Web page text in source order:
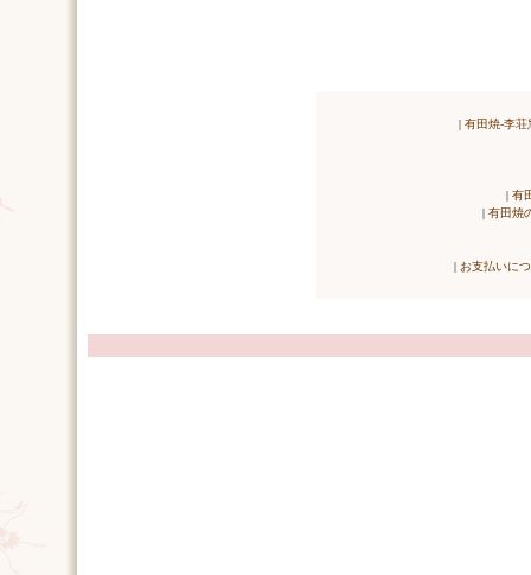
| 有田焼-李荘
| 有
| 有田焼
| お支払いに